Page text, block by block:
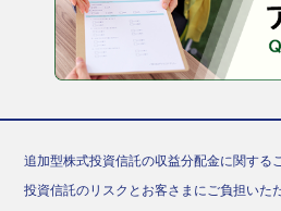
追加型株式投資信託の収益分配金に関する
投資信託のリスクとお客さまにご負担いた